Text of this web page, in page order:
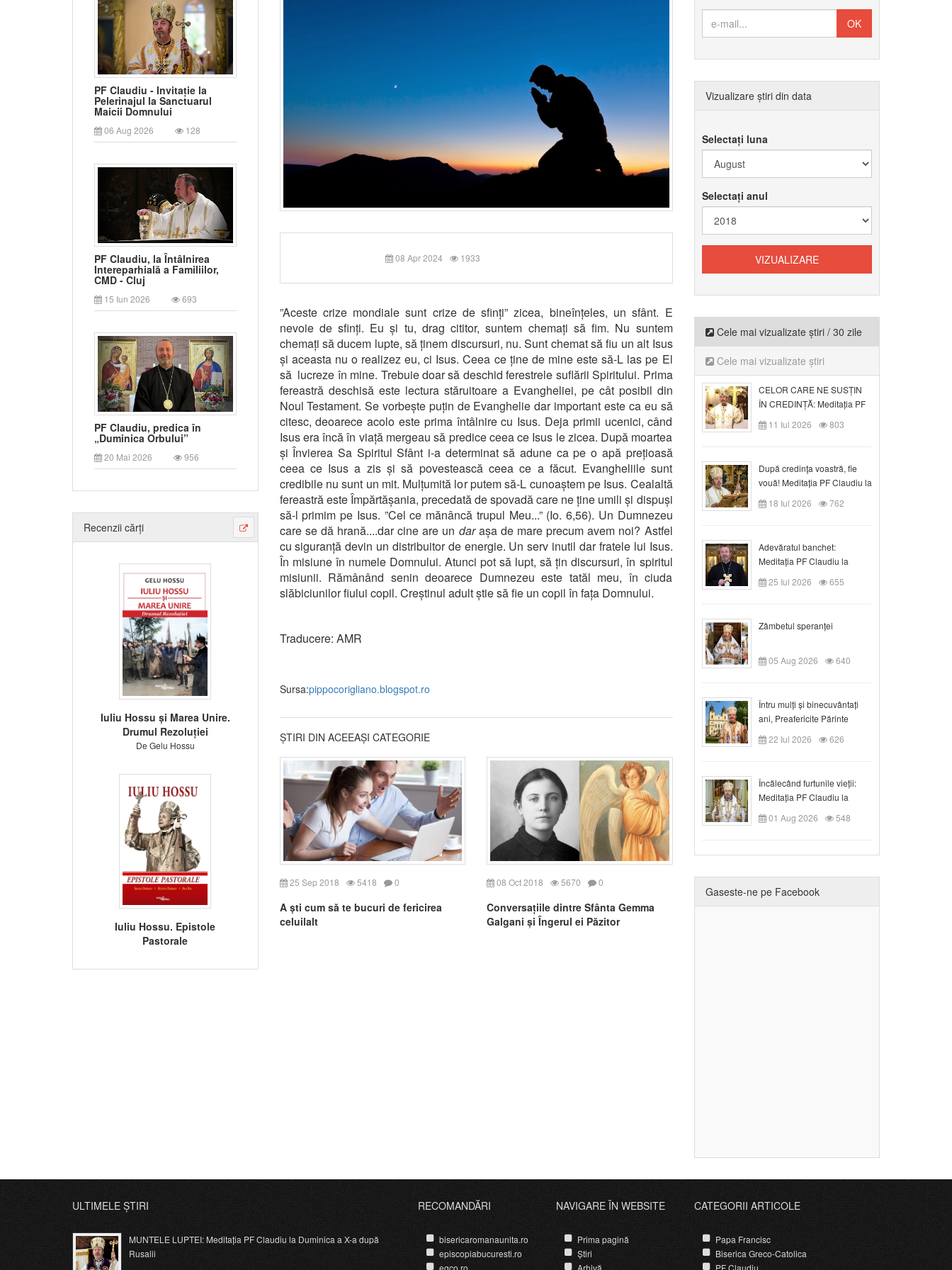
PF Claudiu - Invitație la
Pelerinajul la Sanctuarul
Maicii Domnului
06 Aug 2026 128
PF Claudiu, la Întâlnirea
Intereparhială a Familiilor,
CMD - Cluj
15 Iun 2026 693
PF Claudiu, predica în
„Duminica Orbului”
20 Mai 2026 956
Recenzii cărți
Iuliu Hossu și Marea Unire.
Drumul Rezoluției
De Gelu Hossu
Iuliu Hossu. Epistole
Pastorale
08 Apr 2024 1933
”Aceste crize mondiale sunt crize de sfinți” zicea, bineînțeles, un sfânt. E
nevoie de sfinți. Eu și tu, drag cititor, suntem chemați să fim. Nu suntem
chemați să ducem lupte, să ținem discursuri, nu. Sunt chemat să fiu un alt Isus
și aceasta nu o realizez eu, ci Isus. Ceea ce ține de mine este să-L las pe El
să lucreze în mine. Trebuie doar să deschid ferestrele suflării Spiritului. Prima
fereastră deschisă este lectura stăruitoare a Evangheliei, pe cât posibil din
Noul Testament. Se vorbește puțin de Evanghelie dar important este ca eu să
citesc, deoarece acolo este prima întâlnire cu Isus. Deja primii ucenici, când
Isus era încă în viață mergeau să predice ceea ce Isus le zicea. După moartea
și Învierea Sa Spiritul Sfânt i-a determinat să adune ca pe o apă prețioasă
ceea ce Isus a zis și să povestească ceea ce a făcut. Evangheliile sunt
credibile nu sunt un mit. Mulțumită lor putem să-L cunoaștem pe Isus. Cealaltă
fereastră este Împărtășania, precedată de spovadă care ne ține umili și dispuși
să-l primim pe Isus. ”Cel ce mănâncă trupul Meu...” (Io. 6,56). Un Dumnezeu
care se dă hrană....dar cine are un darașa de mare precum avem noi? Astfel
cu siguranță devin un distribuitor de energie. Un serv inutil dar fratele lui Isus.
În misiune în numele Domnului. Atunci pot să lupt, să țin discursuri, în spiritul
misiunii. Rămânând senin deoarece Dumnezeu este tatăl meu, în ciuda
slăbiciunilor fiului copil. Creștinul adult știe să fie un copil în fața Domnului.
Traducere: AMR
Sursa:pippocorigliano.blogspot.ro
ȘTIRI DIN ACEEAȘI CATEGORIE
25 Sep 2018 5418 0
A ști cum să te bucuri de fericirea
celuilalt
08 Oct 2018 5670 0
Conversațiile dintre Sfânta Gemma
Galgani și Îngerul ei Păzitor
Vizualizare știri din data
Selectați luna
Selectați anul
Cele mai vizualizate știri / 30 zile
Cele mai vizualizate știri
CELOR CARE NE SUSȚIN
ÎN CREDINȚĂ: Meditația PF
Claudiu la Duminica a VI-a
după Rusalii
11 Iul 2026 803
După credinţa voastră, fie
vouă! Meditația PF Claudiu la
duminica a VII-a după Rusalii
18 Iul 2026 762
Adevăratul banchet:
Meditația PF Claudiu la
Duminica a VIII-a după
Rusalii
25 Iul 2026 655
Zâmbetul speranței
05 Aug 2026 640
Întru mulți și binecuvântați
ani, Preafericite Părinte
Claudiu!
22 Iul 2026 626
Încălecând furtunile vieții:
Meditația PF Claudiu la
Duminica a IX-a după Rusalii
01 Aug 2026 548
Gaseste-ne pe Facebook
ULTIMELE ȘTIRI
MUNTELE LUPTEI: Meditația PF Claudiu la Duminica a X-a după
Rusalii
RECOMANDĂRI
bisericaromanaunita.ro
episcopiabucuresti.ro
egco.ro
NAVIGARE ÎN WEBSITE
Prima pagină
Știri
Arhivă
CATEGORII ARTICOLE
Papa Francisc
Biserica Greco-Catolica
PF Claudiu